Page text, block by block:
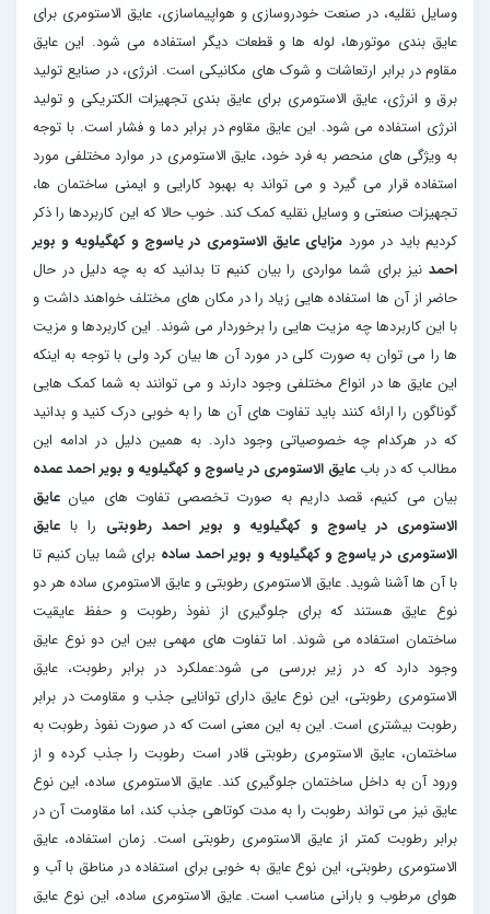
وسایل نقلیه، در صنعت خودروسازی و هواپیماسازی، عایق الاستومری برای
عایق بندی موتورها، لوله ها و قطعات دیگر استفاده می شود. این عایق
مقاوم در برابر ارتعاشات و شوک های مکانیکی است. انرژی، در صنایع تولید
برق و انرژی، عایق الاستومری برای عایق بندی تجهیزات الکتریکی و تولید
انرژی استفاده می شود. این عایق مقاوم در برابر دما و فشار است. با توجه
به ویژگی های منحصر به فرد خود، عایق الاستومری در موارد مختلفی مورد
استفاده قرار می گیرد و می تواند به بهبود کارایی و ایمنی ساختمان ها،
تجهیزات صنعتی و وسایل نقلیه کمک کند. خوب حالا که این کاربردها را ذکر
کردیم باید در مورد مزایای عایق الاستومری در یاسوج و کهگیلویه و بویر
احمد نیز برای شما مواردی را بیان کنیم تا بدانید که به چه دلیل در حال
حاضر از آن ها استفاده هایی زیاد را در مکان های مختلف خواهند داشت و
با این کاربردها چه مزیت هایی را برخوردار می شوند. این کاربردها و مزیت
ها را می توان به صورت کلی در مورد آن ها بیان کرد ولی با توجه به اینکه
این عایق ها در انواع مختلفی وجود دارند و می توانند به شما کمک هایی
گوناگون را ارائه کنند باید تفاوت های آن ها را به خوبی درک کنید و بدانید
که در هرکدام چه خصوصیاتی وجود دارد. به همین دلیل در ادامه این
مطالب که در باب عایق الاستومری در یاسوج و کهگیلویه و بویر احمد عمده
بیان می کنیم، قصد داریم به صورت تخصصی تفاوت های میان عایق
الاستومری در یاسوج و کهگیلویه و بویر احمد رطوبتی را با عایق
الاستومری در یاسوج و کهگیلویه و بویر احمد ساده برای شما بیان کنیم تا
با آن ها آشنا شوید. عایق الاستومری رطوبتی و عایق الاستومری ساده هر دو
نوع عایق هستند که برای جلوگیری از نفوذ رطوبت و حفظ عایقیت
ساختمان استفاده می شوند. اما تفاوت های مهمی بین این دو نوع عایق
وجود دارد که در زیر بررسی می شود:عملکرد در برابر رطوبت، عایق
الاستومری رطوبتی، این نوع عایق دارای توانایی جذب و مقاومت در برابر
رطوبت بیشتری است. این به این معنی است که در صورت نفوذ رطوبت به
ساختمان، عایق الاستومری رطوبتی قادر است رطوبت را جذب کرده و از
ورود آن به داخل ساختمان جلوگیری کند. عایق الاستومری ساده، این نوع
عایق نیز می تواند رطوبت را به مدت کوتاهی جذب کند، اما مقاومت آن در
برابر رطوبت کمتر از عایق الاستومری رطوبتی است. زمان استفاده، عایق
الاستومری رطوبتی، این نوع عایق به خوبی برای استفاده در مناطق با آب و
هوای مرطوب و بارانی مناسب است. عایق الاستومری ساده، این نوع عایق